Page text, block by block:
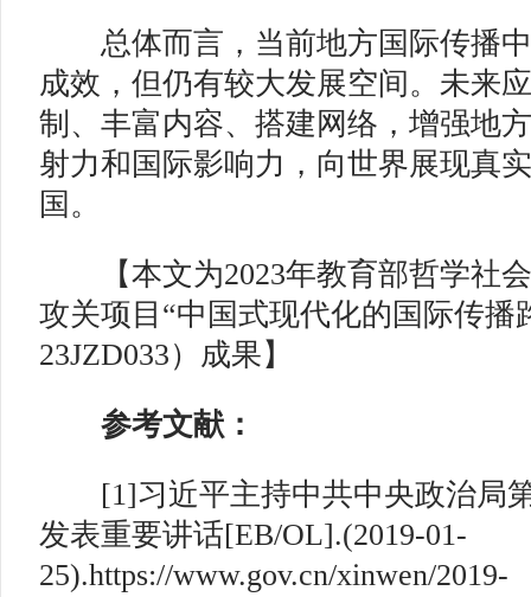
总体而言，当前地方国际传播中
成效，但仍有较大发展空间。未来
制、丰富内容、搭建网络，增强地
射力和国际影响力，向世界展现真
国。
【本文为2023年教育部哲学社
攻关项目“中国式现代化的国际传播
23JZD033）成果】
参考文献：
[1]习近平主持中共中央政治局
发表重要讲话[EB/OL].(2019-01-
25).https://www.gov.cn/xinwen/2019-